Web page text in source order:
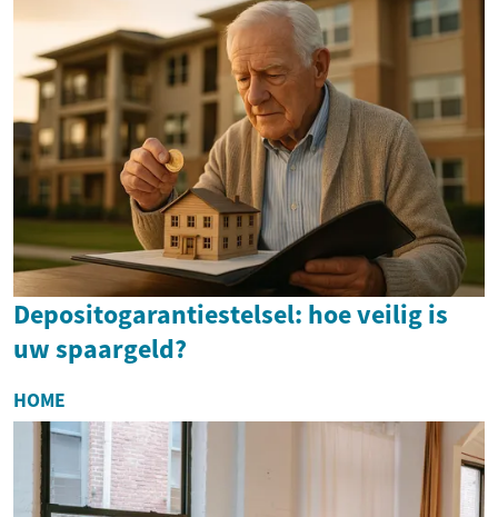
Depositogarantiestelsel: hoe veilig is
uw spaargeld?
HOME